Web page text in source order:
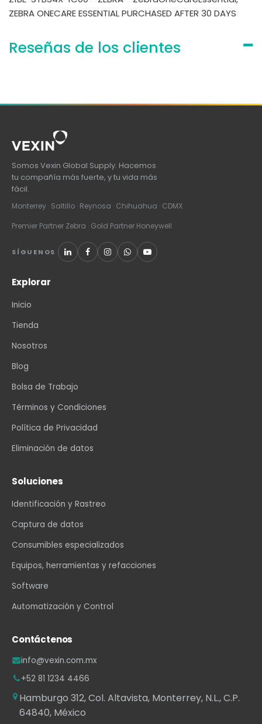
ZEBRA ONECARE ESSENTIAL PURCHASED AFTER 30 DAYS
Reseñas de los clientes
Somos Vexin Global Supply. Hacemos
tu compañía más fuerte, y tu vida más
fácil.
Monterrey · Saltillo · Reynosa · Chihuahua · CDMX
Premier Partner Zebra · Gold Partner Honeywell
SÍGUENOS
Explorar
Inicio
Tienda
Nosotros
Blog
Bolsa de Trabajo
Términos y Condiciones
Política de Privacidad
Eliminación de datos
Soluciones
Identificación y Rastreo
Captura de datos
Consumibles especializados
Equipos, herramientas y refacciones
Software
Automatización y Control
Contáctenos
info@vexin.com.mx
+52 81 1234 4466
Hamburgo 312, Col. Altavista, Monterrey, N.L., C.P.
64840, México